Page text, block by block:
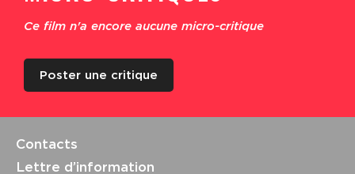
Ce film n'a encore aucune micro-critique
Poster une critique
Contacts
Lettre d’information